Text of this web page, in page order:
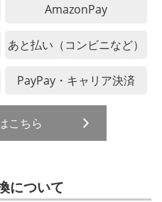
AmazonPay
あと払い（コンビニなど）
PayPay・キャリア決済
こちら
について